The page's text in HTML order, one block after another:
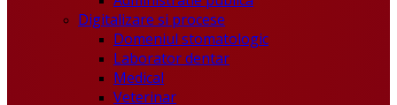
Digitalizare si procese
Domeniul stomatologic
Laborator dentar
Medical
Veterinar